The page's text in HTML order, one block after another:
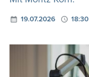
19.07.2026 18:30